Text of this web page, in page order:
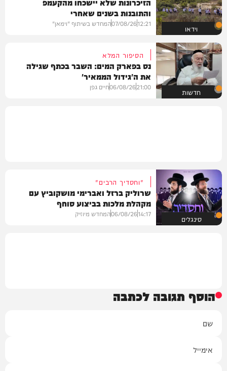
וידאו
והתובנות בשנים שאחרי
12:21
07/08/26המחדש בשיתוף "וימאן"
חדשות
הסיפור המלא
נס בפארק המים: השבר בכתף שגילה
את ה'גידול הממאיר'
21:00
06/08/26חיים גפן
סינגלים
"וחסדיך הרבים"
שרוליק ברזל ואברימי מושקוביץ עם
מקהלת מלכות בביצוע סוחף
14:17
06/08/26המחדש מיוזיק
הוסף תגובה לכתבה